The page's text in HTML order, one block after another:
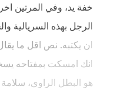
خفة يد، وفي المرتين
الرجل بهذه السريالية
ان يكتبه. نص اقل ما
انك امسكت بمفتاحه
هو البطل الراوي،